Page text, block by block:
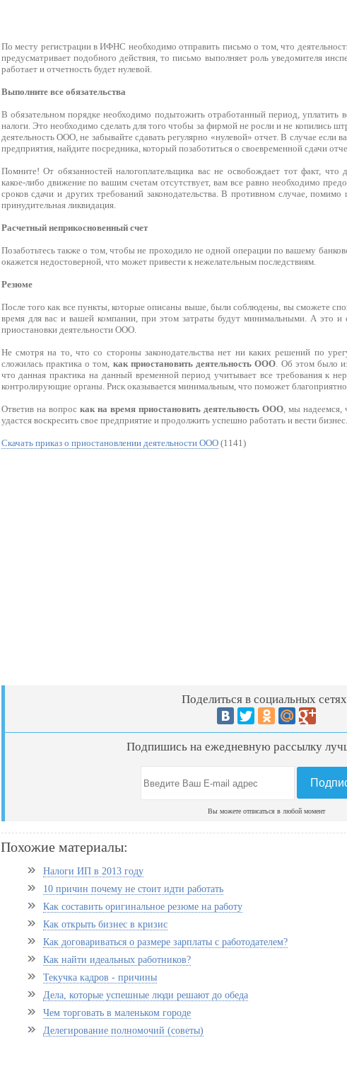
По месту регистрации в ИФНС необходимо отправить письмо о том, что
предусматривает подобного действия, то письмо выполняет роль уведомителя
работает и отчетность будет нулевой.
Выполните все обязательства
В обязательном порядке необходимо подытожить отработанный период, уплатить
налоги. Это необходимо сделать для того чтобы за фирмой не росли и не копились
деятельность ООО, не забывайте сдавать регулярно «нулевой» отчет. В случае если
предприятия, найдите посредника, который позаботиться о своевременной сдачи
Помните! От обязанностей налогоплательщика вас не освобождает тот факт, что
какое-либо движение по вашим счетам отсутствует, вам все равно необходимо
сроков сдачи и других требований законодательства. В противном случае,
принудительная ликвидация.
Расчетный неприкосновенный счет
Позаботьтесь также о том, чтобы не проходило не одной операции по вашему
окажется недостоверной, что может привести к нежелательным последствиям.
Резюме
После того как все пункты, которые описаны выше, были соблюдены, вы сможете
время для вас и вашей компании, при этом затраты будут минимальными. А это и
приостановки деятельности ООО.
Не смотря на то, что со стороны законодательства нет ни каких решений по
сложилась практика о том, как приостановить деятельность ООО. Об этом было
что данная практика на данный временной период учитывает все требования к
контролирующие органы. Риск оказывается минимальным, что поможет
Ответив на вопрос как на время приостановить деятельность ООО, мы надеемся,
удастся воскресить свое предприятие и продолжить успешно работать и вести бизнес.
Скачать приказ о приостановлении деятельности ООО(1141)
Поделиться в социальных
Подпишись на ежедневную рассылку
Вы можете отписаться в любой момент
Похожие материалы:
Налоги ИП в 2013 году
10 причин почему не стоит идти работать
Как составить оригинальное резюме на работу
Как открыть бизнес в кризис
Как договариваться о размере зарплаты с работодателем?
Как найти идеальных работников?
Текучка кадров - причины
Дела, которые успешные люди решают до обеда
Чем торговать в маленьком городе
Делегирование полномочий (советы)